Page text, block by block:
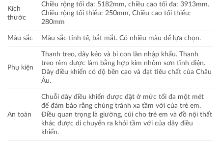
Kích
thước
Chiều rộng tối đa: 5182mm, chiều cao tối đa: 3913mm.
Chiều rộng tối thiểu: 250mm, Chiều cao tối thiểu:
280mm
Màu sắc Màu sắc tinh tế, bắt mắt. Có nhiều màu để lựa chọn.
Phụ kiện
Thanh treo, dây kéo và bi con lăn nhập khẩu. Thanh
treo rèm được làm bằng hợp kim nhôm sơn tĩnh điện.
Dây điều khiển có độ bền cao và đạt tiêu chất của Châu
Âu.
An toàn
Chuỗi dây điều khiển được đặt ở mức tối đa một mét
để đảm bảo rằng chúng tránh xa tầm với của trẻ em.
Điều quan trọng là giường, cũi cho trẻ em và đồ nội thất
khác được di chuyển ra khỏi tầm với của dây điều
khiển.